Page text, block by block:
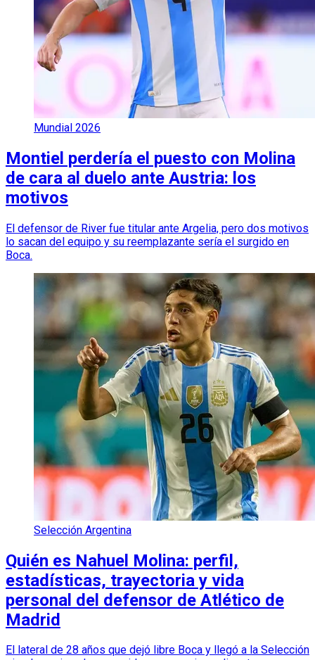
Mundial 2026
Montiel perdería el puesto con Molina
de cara al duelo ante Austria: los
motivos
El defensor de River fue titular ante Argelia, pero dos motivos
lo sacan del equipo y su reemplazante sería el surgido en
Boca.
Selección Argentina
Quién es Nahuel Molina: perfil,
estadísticas, trayectoria y vida
personal del defensor de Atlético de
Madrid
El lateral de 28 años que dejó libre Boca y llegó a la Selección